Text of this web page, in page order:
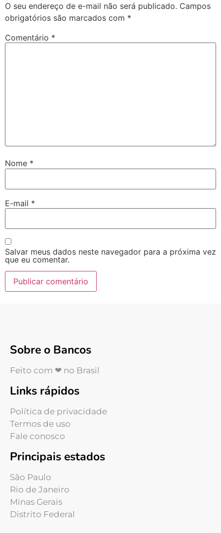
O seu endereço de e-mail não será publicado. Campos
obrigatórios são marcados com *
Comentário *
Nome *
E-mail *
Salvar meus dados neste navegador para a próxima vez
que eu comentar.
Sobre o Bancos
Feito com ❤ no Brasil
Links rápidos
Política de privacidade
Termos de uso
Fale conosco
Principais estados
São Paulo
Rio de Janeiro
Minas Gerais
Distrito Federal